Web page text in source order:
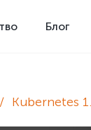
Блог
Kubernetes